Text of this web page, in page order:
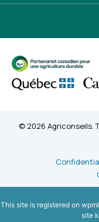
© 2026 Agriconseils.
This site is registered on
site